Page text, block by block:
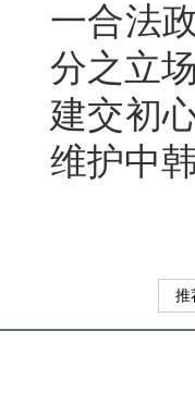
一合法
分之立
建交初
维护中
推